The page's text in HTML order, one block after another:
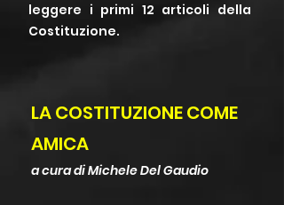
leggere i primi 12 articoli della
Costituzione.
LA COSTITUZIONE COME
AMICA
a cura di Michele Del Gaudio